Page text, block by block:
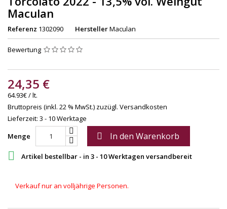
Maculan
Referenz 1302090 HerstellerMaculan
Bewertung
24,35 €
64.93€ / lt.
Bruttopreis (inkl. 22 % MwSt.) zuzügl. Versandkosten
Lieferzeit: 3 - 10 Werktage
Menge
 In den Warenkorb
 Artikel bestellbar - in 3 - 10 Werktagen versandbereit
Verkauf nur an volljährige Personen.